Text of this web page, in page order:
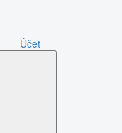
Účet